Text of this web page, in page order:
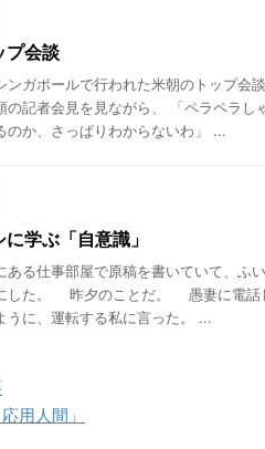
プ会談
ガポールで行われた米朝のトップ会
の記者会見を見ながら、 「ペラペラ
のか、さっぱりわからないわ」 ...
学ぶ「自意識」
る仕事部屋で原稿を書いていて、ふ
した。 昨夕のことだ。 愚妻に電話
うに、運転する私に言った。 ...
用人間」